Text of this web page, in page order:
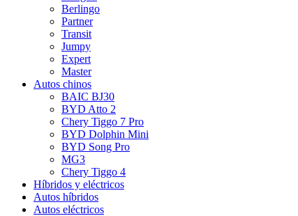
Berlingo
Partner
Transit
Jumpy
Expert
Master
Autos chinos
BAIC BJ30
BYD Atto 2
Chery Tiggo 7 Pro
BYD Dolphin Mini
BYD Song Pro
MG3
Chery Tiggo 4
Híbridos y eléctricos
Autos híbridos
Autos eléctricos